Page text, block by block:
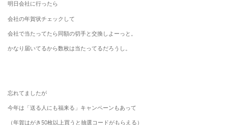
明日会社に行ったら
会社の年賀状チェックして
会社で当たってたら同額の切手と交換しよーっと。
かなり届いてるから数枚は当たってるだろうし。
忘れてましたが
今年は「送る人にも福来る」キャンペーンもあって
（年賀はがき50枚以上買うと抽選コードがもらえる）